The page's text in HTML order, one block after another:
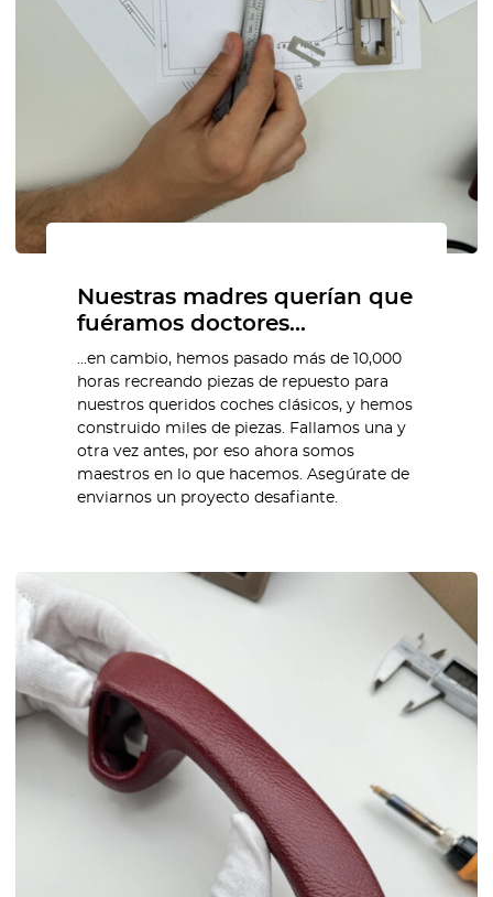
Nuestras madres querían que
fuéramos doctores…
…en cambio, hemos pasado más de 10,000
horas recreando piezas de repuesto para
nuestros queridos coches clásicos, y hemos
construido miles de piezas. Fallamos una y
otra vez antes, por eso ahora somos
maestros en lo que hacemos. Asegúrate de
enviarnos un proyecto desafiante.